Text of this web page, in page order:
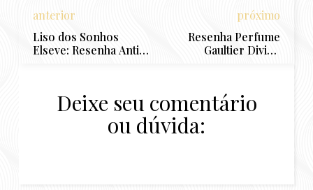
anterior
Liso dos Sonhos
Elseve: Resenha Anti
próximo
Resenha Perfume
Gaultier Divine
Deixe seu comentário
ou dúvida: